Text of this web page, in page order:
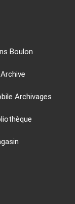
Boulon
Archivages